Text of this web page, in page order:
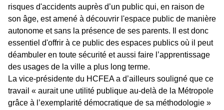
risques d'accidents auprès d’un public qui, en raison de
son âge, est amené à découvrir l'espace public de manière
autonome et sans la présence de ses parents. Il est donc
essentiel d'offrir à ce public des espaces publics où il peut
déambuler en toute sécurité et aussi faire l’apprentissage
des usages de la ville a plus long terme.
La vice-présidente du HCFEA a d’ailleurs souligné que ce
travail « aurait une utilité publique au-delà de la Métropole
grâce à l’exemplarité démocratique de sa méthodologie »